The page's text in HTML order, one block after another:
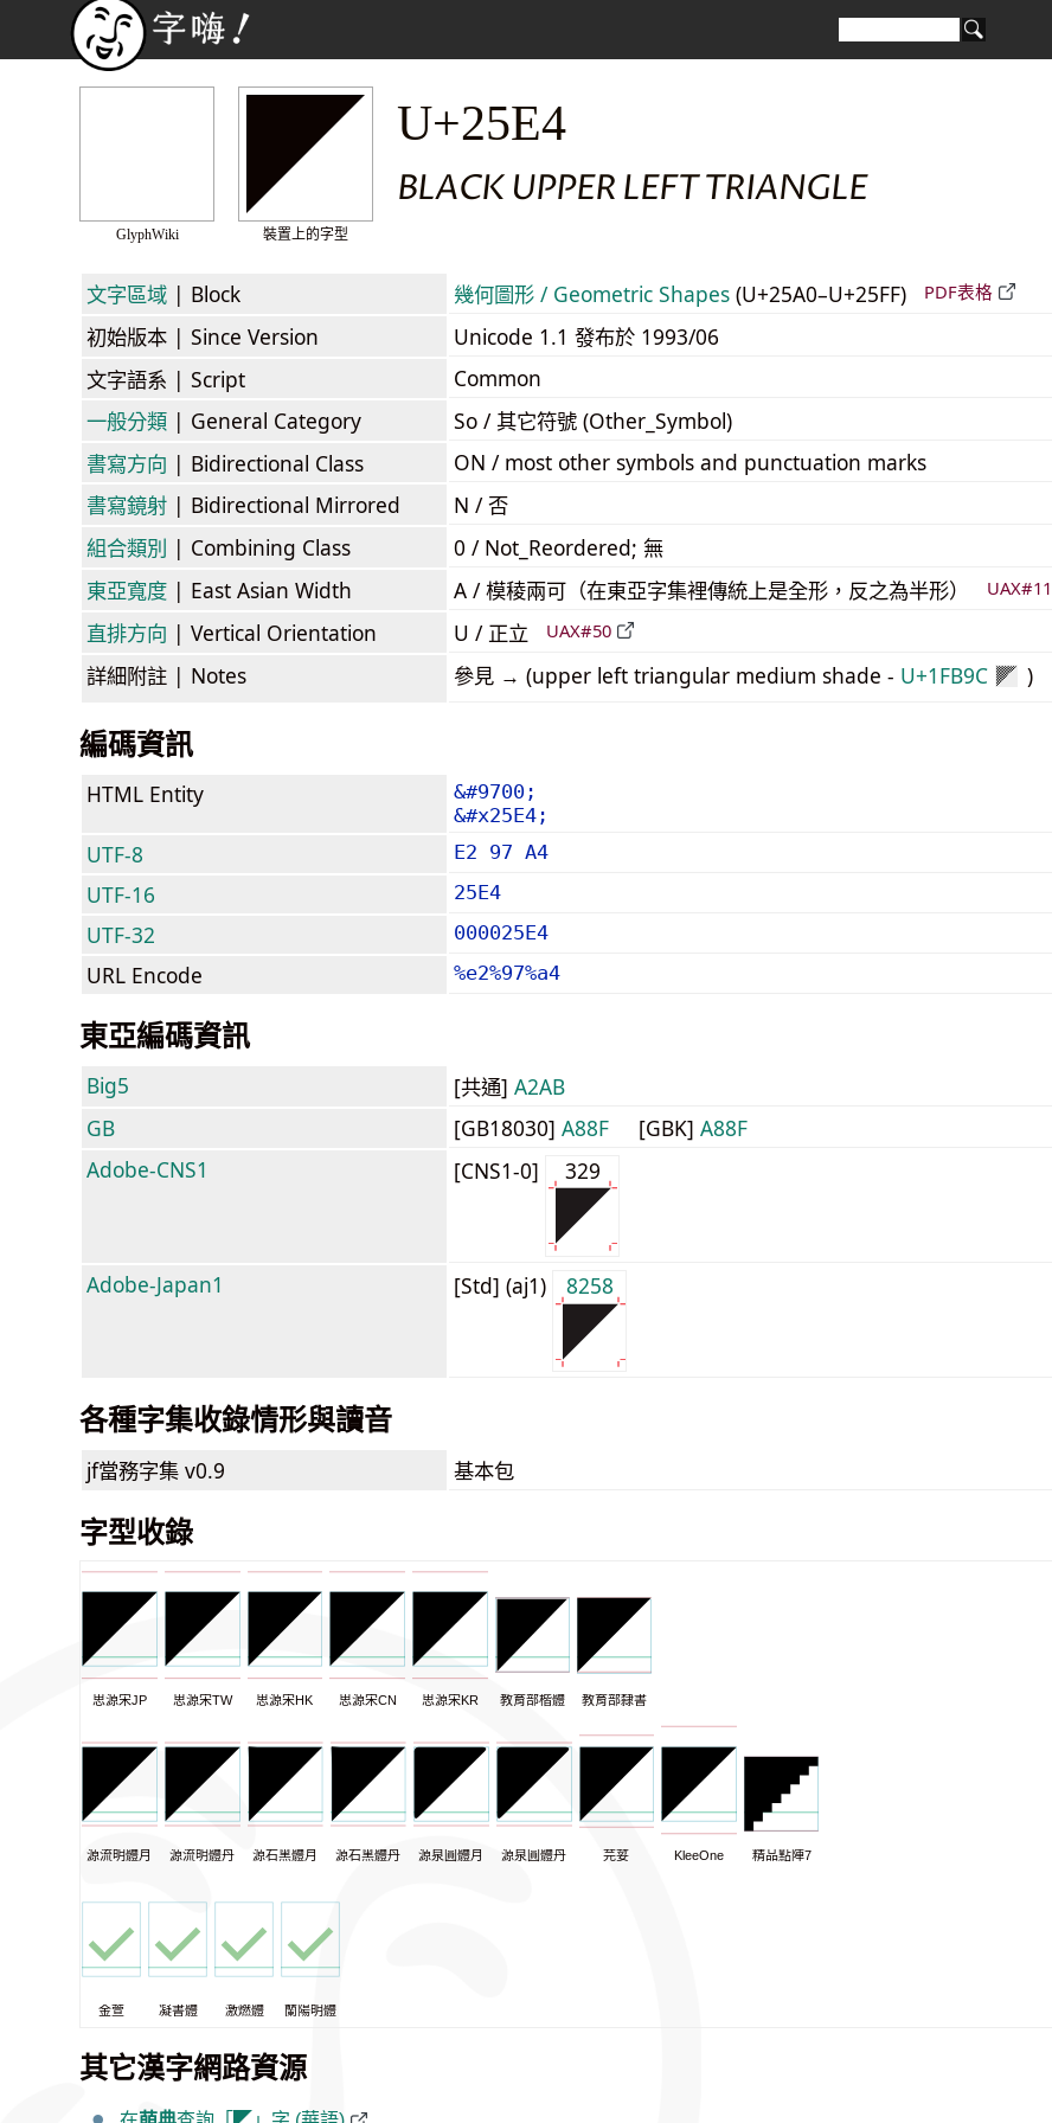
GlyphWiki
◤
裝置上的字型
U+25E4
BLACK UPPER LEFT TRIANGLE
文字區域 | Block 幾何圖形 / Geometric Shapes (U+25A0–U+25FF) PDF表格
初始版本 | Since Version
Unicode 1.1 發布於 1993/06
文字語系 | Script
Common
一般分類 | General Category
So / 其它符號 (Other_Symbol)
書寫方向 | Bidirectional Class
ON / most other symbols and punctuation marks
書寫鏡射 | Bidirectional Mirrored
N / 否
組合類別 | Combining Class
0 / Not_Reordered; 無
東亞寬度 | East Asian Width A / 模稜兩可（在東亞字集裡傳統上是全形，反之為半形） UAX#11
直排方向 | Vertical Orientation U / 正立 UAX#50
詳細附註 | Notes 參見 → (upper left triangular medium shade - U+1FB9C 🮜 )
編碼資訊
HTML Entity
&#9700;
&#x25E4;
UTF-8 E2 97 A4
UTF-16 25E4
UTF-32 000025E4
URL Encode %e2%97%a4
東亞編碼資訊
Big5 [共通] A2AB
GB
[GB18030] A88F [GBK] A88F
Adobe-CNS1
[CNS1-0] 329
Adobe-Japan1 [Std] (aj1) 8258
各種字集收錄情形與讀音
jf當務字集 v0.9 基本包
字型收錄
思源宋JP 思源宋TW 思源宋HK 思源宋CN 思源宋KR 教育部楷體 教育部隸書
源流明體月 源流明體丹 源石黑體月 源石黑體丹 源泉圓體月 源泉圓體丹 芫荽 KleeOne 精品點陣7
金萱 凝書體 激燃體 蘭陽明體
其它漢字網路資源